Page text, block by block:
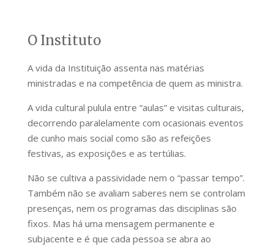
O Instituto
A vida da Instituição assenta nas matérias
ministradas e na competência de quem as ministra.
A vida cultural pulula entre “aulas” e visitas culturais,
decorrendo paralelamente com ocasionais eventos
de cunho mais social como são as refeições
festivas, as exposições e as tertúlias.
Não se cultiva a passividade nem o “passar tempo”.
Também não se avaliam saberes nem se controlam
presenças, nem os programas das disciplinas são
fixos. Mas há uma mensagem permanente e
subjacente e é que cada pessoa se abra ao